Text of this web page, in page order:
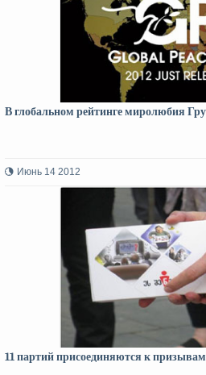
В глобальном рейтинге миролюбия
Июнь 14 2012
11 партий присоединяются к